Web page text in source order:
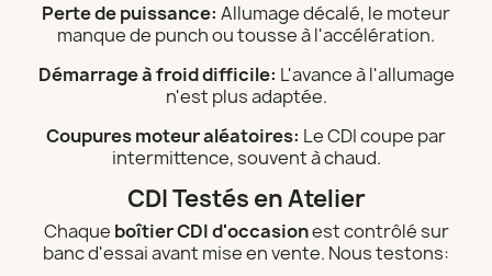
Perte de puissance: Allumage décalé, le moteur
manque de punch ou tousse à l'accélération.
Démarrage à froid difficile: L'avance à l'allumage
n'est plus adaptée.
Coupures moteur aléatoires: Le CDI coupe par
intermittence, souvent à chaud.
CDI Testés en Atelier
Chaque boîtier CDI d'occasionest contrôlé sur
banc d'essai avant mise en vente. Nous testons: